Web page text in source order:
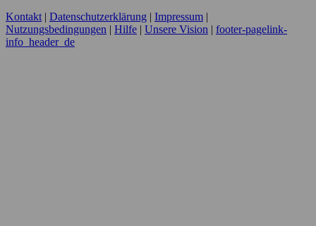
Kontakt| Datenschutzerklärung Impressum
Nutzungsbedingungen
Hilfe Unsere Vision
footer-pagelink-
info_header_de